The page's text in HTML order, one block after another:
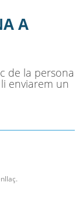
A
de la persona
enviarem un